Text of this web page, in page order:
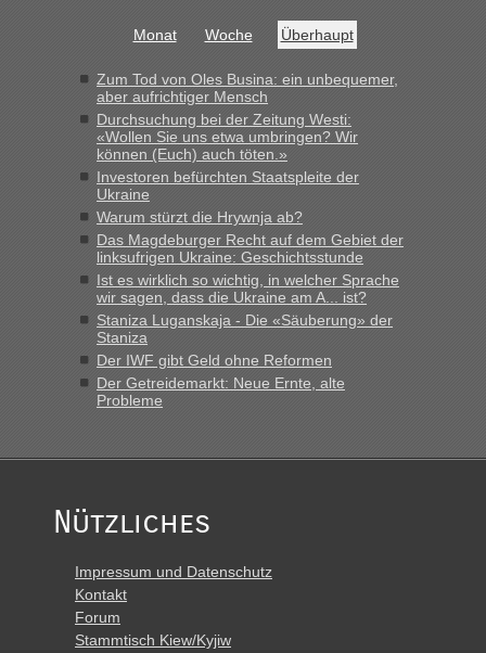
Monat Woche Überhaupt
Zum Tod von Oles Busina: ein unbequemer,
aber aufrichtiger Mensch
Durchsuchung bei der Zeitung Westi:
«Wollen Sie uns etwa umbringen? Wir
können (Euch) auch töten.»
Investoren befürchten Staatspleite der
Ukraine
Warum stürzt die Hrywnja ab?
Das Magdeburger Recht auf dem Gebiet der
linksufrigen Ukraine: Geschichtsstunde
Ist es wirklich so wichtig, in welcher Sprache
wir sagen, dass die Ukraine am A... ist?
Staniza Luganskaja - Die «Säuberung» der
Staniza
Der IWF gibt Geld ohne Reformen
Der Getreidemarkt: Neue Ernte, alte
Probleme
Nützliches
Impressum und Datenschutz
Kontakt
Forum
Stammtisch Kiew/Kyjiw